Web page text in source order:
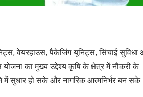
वेयरहाउस, पैकेजिंग यूनिट्स, सिंचाई सुविधा
का मुख्य उद्देश्य कृषि के क्षेत्र में नौकरी के
में सुधार हो सके और नागरिक आत्मनिर्भर बन